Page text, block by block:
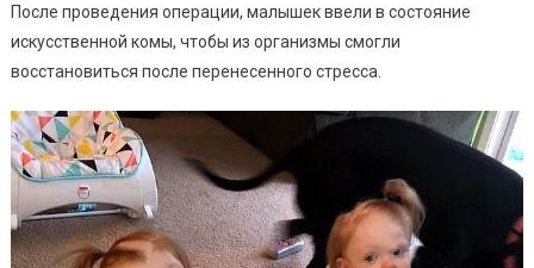
После проведения операции, малышек ввели в состояние
искусственной комы, чтобы из организмы смогли
восстановиться после перенесенного стресса.